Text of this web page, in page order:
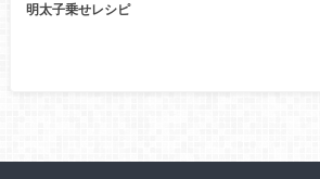
明太子乗せレシピ